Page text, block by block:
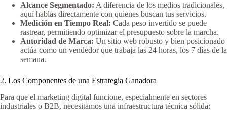
Alcance Segmentado: A diferencia de los medios tradicionales,
aquí hablas directamente con quienes buscan tus servicios.
Medición en Tiempo Real: Cada peso invertido se puede
rastrear, permitiendo optimizar el presupuesto sobre la marcha.
Autoridad de Marca: Un sitio web robusto y bien posicionado
actúa como un vendedor que trabaja las 24 horas, los 7 días de la
semana.
2. Los Componentes de una Estrategia Ganadora
Para que el marketing digital funcione, especialmente en sectores
industriales o B2B, necesitamos una infraestructura técnica sólida: